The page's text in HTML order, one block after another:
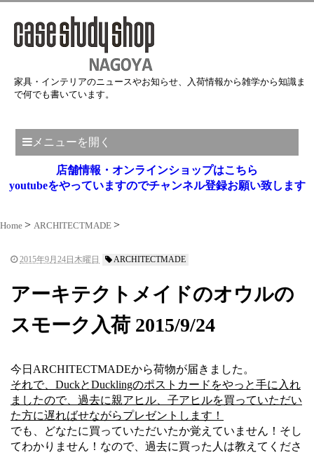
家具・インテリアのニュースやお知らせ、入荷情報から雑学から知識ま
で何でも書いています。
メニューを開く
店舗情報・オンラインショップはこちら
youtubeをやっていますのでチャンネル登録お願い致します
Home ARCHITECTMADE
2015年9月24日木曜日 ARCHITECTMADE
アーキテクトメイドのオウルの
スモーク入荷 2015/9/24
今日ARCHITECTMADEから荷物が届きました。
それで、DuckとDucklingのポストカードをやっと手に入れ
ましたので、過去に親アヒル、子アヒルを買っていただい
た方に遅ればせながらプレゼントします！
でも、どなたに買っていただいたか覚えていません！そし
てわかりません！なので、過去に買った人は教えてくださ